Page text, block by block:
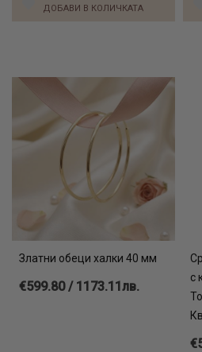
ДОБАВИ В КОЛИЧКАТА
Златни обеци халки 40 мм
€599.80 / 1173.11лв.
с